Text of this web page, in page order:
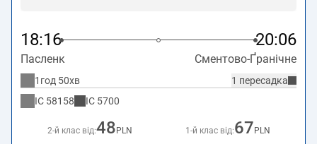
18:16 20:06
Пасленк Сментово-Ґранічне
1 пересадка
1год 50хв
IC 58158 IC 5700
2-й клас від:48 PLN 1-й клас від:67 PLN